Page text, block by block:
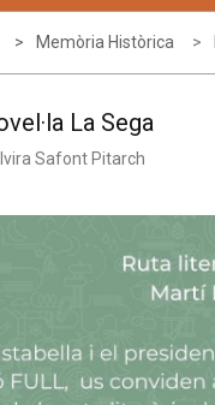
Memòria Històrica
La Sega
Safont Pitarch